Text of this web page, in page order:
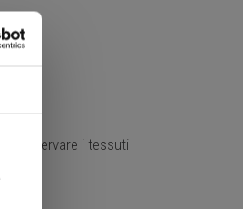
preservare i tessuti